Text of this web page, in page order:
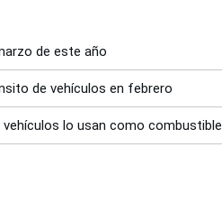
de este año
de vehículos en febrero
vehículos lo usan como combustible